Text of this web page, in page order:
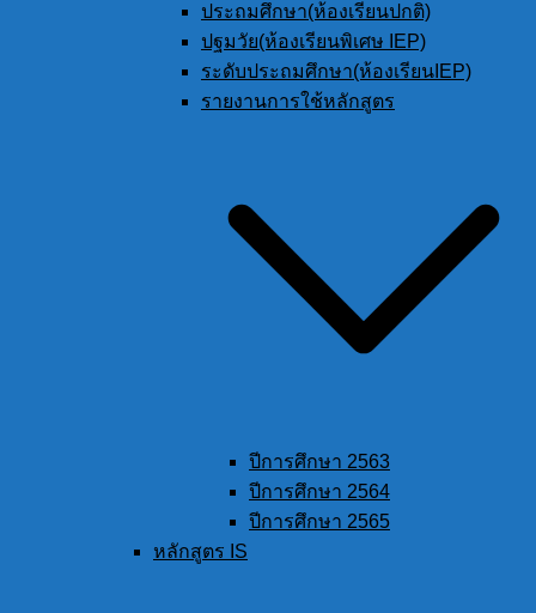
ประถมศึกษา(ห้องเรียนปกติ)
ปฐมวัย(ห้องเรียนพิเศษ IEP)
ระดับประถมศึกษา(ห้องเรียนIEP)
รายงานการใช้หลักสูตร
ปีการศึกษา 2563
ปีการศึกษา 2564
ปีการศึกษา 2565
หลักสูตร IS